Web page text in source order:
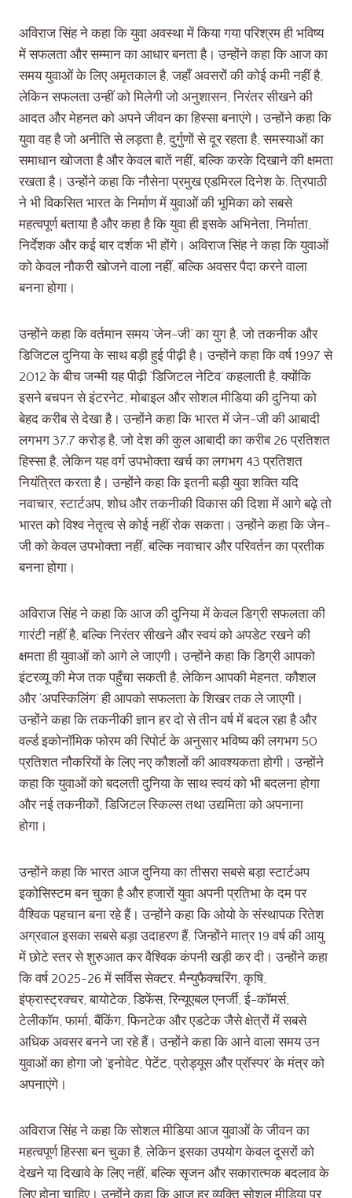
अविराज सिंह ने कहा कि युवा अवस्था में किया गया परिश्रम ही भविष्य
में सफलता और सम्मान का आधार बनता है। उन्होंने कहा कि आज का
समय युवाओं के लिए अमृतकाल है, जहाँ अवसरों की कोई कमी नहीं है,
लेकिन सफलता उन्हीं को मिलेगी जो अनुशासन, निरंतर सीखने की
आदत और मेहनत को अपने जीवन का हिस्सा बनाएंगे। उन्होंने कहा कि
युवा वह है जो अनीति से लड़ता है, दुर्गुणों से दूर रहता है, समस्याओं का
समाधान खोजता है और केवल बातें नहीं, बल्कि करके दिखाने की क्षमता
रखता है। उन्होंने कहा कि नौसेना प्रमुख एडमिरल दिनेश के. त्रिपाठी
ने भी विकसित भारत के निर्माण में युवाओं की भूमिका को सबसे
महत्वपूर्ण बताया है और कहा है कि युवा ही इसके अभिनेता, निर्माता,
निर्देशक और कई बार दर्शक भी होंगे। अविराज सिंह ने कहा कि युवाओं
को केवल नौकरी खोजने वाला नहीं, बल्कि अवसर पैदा करने वाला
बनना होगा।
उन्होंने कहा कि वर्तमान समय ‘जेन-जी’ का युग है, जो तकनीक और
डिजिटल दुनिया के साथ बड़ी हुई पीढ़ी है। उन्होंने कहा कि वर्ष 1997 से
2012 के बीच जन्मी यह पीढ़ी ‘डिजिटल नेटिव’ कहलाती है, क्योंकि
इसने बचपन से इंटरनेट, मोबाइल और सोशल मीडिया की दुनिया को
बेहद करीब से देखा है। उन्होंने कहा कि भारत में जेन-जी की आबादी
लगभग 37.7 करोड़ है, जो देश की कुल आबादी का करीब 26 प्रतिशत
हिस्सा है, लेकिन यह वर्ग उपभोक्ता खर्च का लगभग 43 प्रतिशत
नियंत्रित करता है। उन्होंने कहा कि इतनी बड़ी युवा शक्ति यदि
नवाचार, स्टार्टअप, शोध और तकनीकी विकास की दिशा में आगे बढ़े तो
भारत को विश्व नेतृत्व से कोई नहीं रोक सकता। उन्होंने कहा कि जेन-
जी को केवल उपभोक्ता नहीं, बल्कि नवाचार और परिवर्तन का प्रतीक
बनना होगा।
अविराज सिंह ने कहा कि आज की दुनिया में केवल डिग्री सफलता की
गारंटी नहीं है, बल्कि निरंतर सीखने और स्वयं को अपडेट रखने की
क्षमता ही युवाओं को आगे ले जाएगी। उन्होंने कहा कि डिग्री आपको
इंटरव्यू की मेज तक पहुँचा सकती है, लेकिन आपकी मेहनत, कौशल
और ‘अपस्किलिंग’ ही आपको सफलता के शिखर तक ले जाएगी।
उन्होंने कहा कि तकनीकी ज्ञान हर दो से तीन वर्ष में बदल रहा है और
वर्ल्ड इकोनॉमिक फोरम की रिपोर्ट के अनुसार भविष्य की लगभग 50
प्रतिशत नौकरियों के लिए नए कौशलों की आवश्यकता होगी। उन्होंने
कहा कि युवाओं को बदलती दुनिया के साथ स्वयं को भी बदलना होगा
और नई तकनीकों, डिजिटल स्किल्स तथा उद्यमिता को अपनाना
होगा।
उन्होंने कहा कि भारत आज दुनिया का तीसरा सबसे बड़ा स्टार्टअप
इकोसिस्टम बन चुका है और हजारों युवा अपनी प्रतिभा के दम पर
वैश्विक पहचान बना रहे हैं। उन्होंने कहा कि ओयो के संस्थापक रितेश
अग्रवाल इसका सबसे बड़ा उदाहरण हैं, जिन्होंने मात्र 19 वर्ष की आयु
में छोटे स्तर से शुरुआत कर वैश्विक कंपनी खड़ी कर दी। उन्होंने कहा
कि वर्ष 2025-26 में सर्विस सेक्टर, मैन्युफैक्चरिंग, कृषि,
इंफ्रास्ट्रक्चर, बायोटेक, डिफेंस, रिन्यूएबल एनर्जी, ई-कॉमर्स,
टेलीकॉम, फार्मा, बैंकिंग, फिनटेक और एडटेक जैसे क्षेत्रों में सबसे
अधिक अवसर बनने जा रहे हैं। उन्होंने कहा कि आने वाला समय उन
युवाओं का होगा जो ‘इनोवेट, पेटेंट, प्रोड्यूस और प्रॉस्पर’ के मंत्र को
अपनाएंगे।
अविराज सिंह ने कहा कि सोशल मीडिया आज युवाओं के जीवन का
महत्वपूर्ण हिस्सा बन चुका है, लेकिन इसका उपयोग केवल दूसरों को
देखने या दिखावे के लिए नहीं, बल्कि सृजन और सकारात्मक बदलाव के
लिए होना चाहिए। उन्होंने कहा कि आज हर व्यक्ति सोशल मीडिया पर